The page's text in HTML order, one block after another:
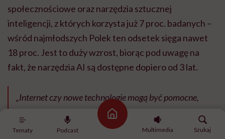
Tematy Podcast
Strona główna
Multimedia
Szukaj
społecznościowe oraz narzędzia sztucznej
inteligencji, z których korzysta już 7 proc. badanych –
wśród najmłodszych Polek ten odsetek sięga nawet
18 proc. Jest to duży wzrost, biorąc pod uwagę na
fakt, że narzędzia AI są dostępne dopiero od 3 lat.
„Internet czy nowe technologie mogą być pomocne,
ale decyzje zdrowotne warto zawsze konsultować ze
specjalistą. Rzetelna wiedza od lekarza czy